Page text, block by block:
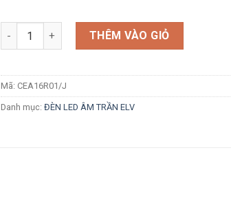
Số lượng THÊM VÀO GIỎ
Mã: CEA16R01/J
Danh mục: ĐÈN LED ÂM TRẦN ELV